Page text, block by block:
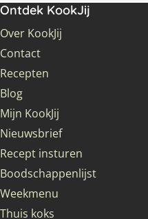
Ontdek KookJij
Over KookJij
Contact
Recepten
Blog
Mijn KookJij
Nieuwsbrief
Recept insturen
Boodschappenlijst
Weekmenu
Thuis koks